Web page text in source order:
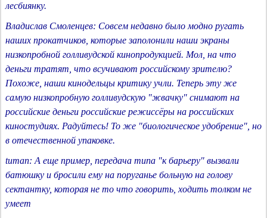
лесбиянку.
Владислав Смоленцев: Совсем недавно было модно ругать
наших прокатчиков, которые заполонили наши экраны
низкопробной голливудской кинопродукцией. Мол, на что
деньги тратят, что всучивают российскому зрителю?
Похоже, наши кинодельцы критику учли. Теперь эту же
самую низкопробную голливудскую "жвачку" снимают на
российские деньги российские режиссёры на российских
киностудиях. Радуйтесь! То же "биологическое удобрение", но
в отечественной упаковке.
tuman: А еще пример, передача типа "к барьеру" вызвали
батюшку и бросили ему на поруганье больную на голову
сектантку, которая не то что говорить, ходить толком не
умеет